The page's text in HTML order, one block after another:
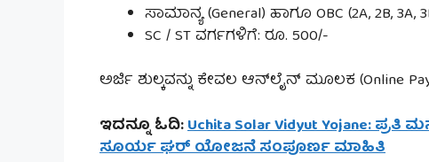
ಸಾಮಾನ್ಯ (General) ಹಾಗೂ OBC (2A, 2B,
SC / ST ವರ್ಗಗಳಿಗೆ: ರೂ. 500/-
ಅರ್ಜಿ ಶುಲ್ಕವನ್ನು ಕೇವಲ ಆನ್‌ಲೈನ್ ಮೂಲಕ (Online
ಇದನ್ನೂ ಓದಿ:Uchita Solar Vidyut Yojane:
ಸೂರ್ಯ ಘರ್ ಯೋಜನೆ ಸಂಪೂರ್ಣ ಮಾಹಿತಿ